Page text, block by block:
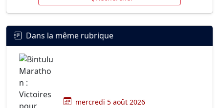
Dans la même rubrique
mercredi 5 août 2026